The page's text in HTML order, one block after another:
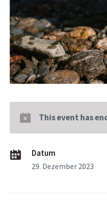
This event has
Datum
29. Dezember 2023